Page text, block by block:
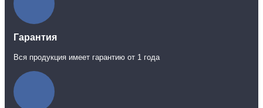
Гарантия
Вся продукция имеет гарантию от 1 года